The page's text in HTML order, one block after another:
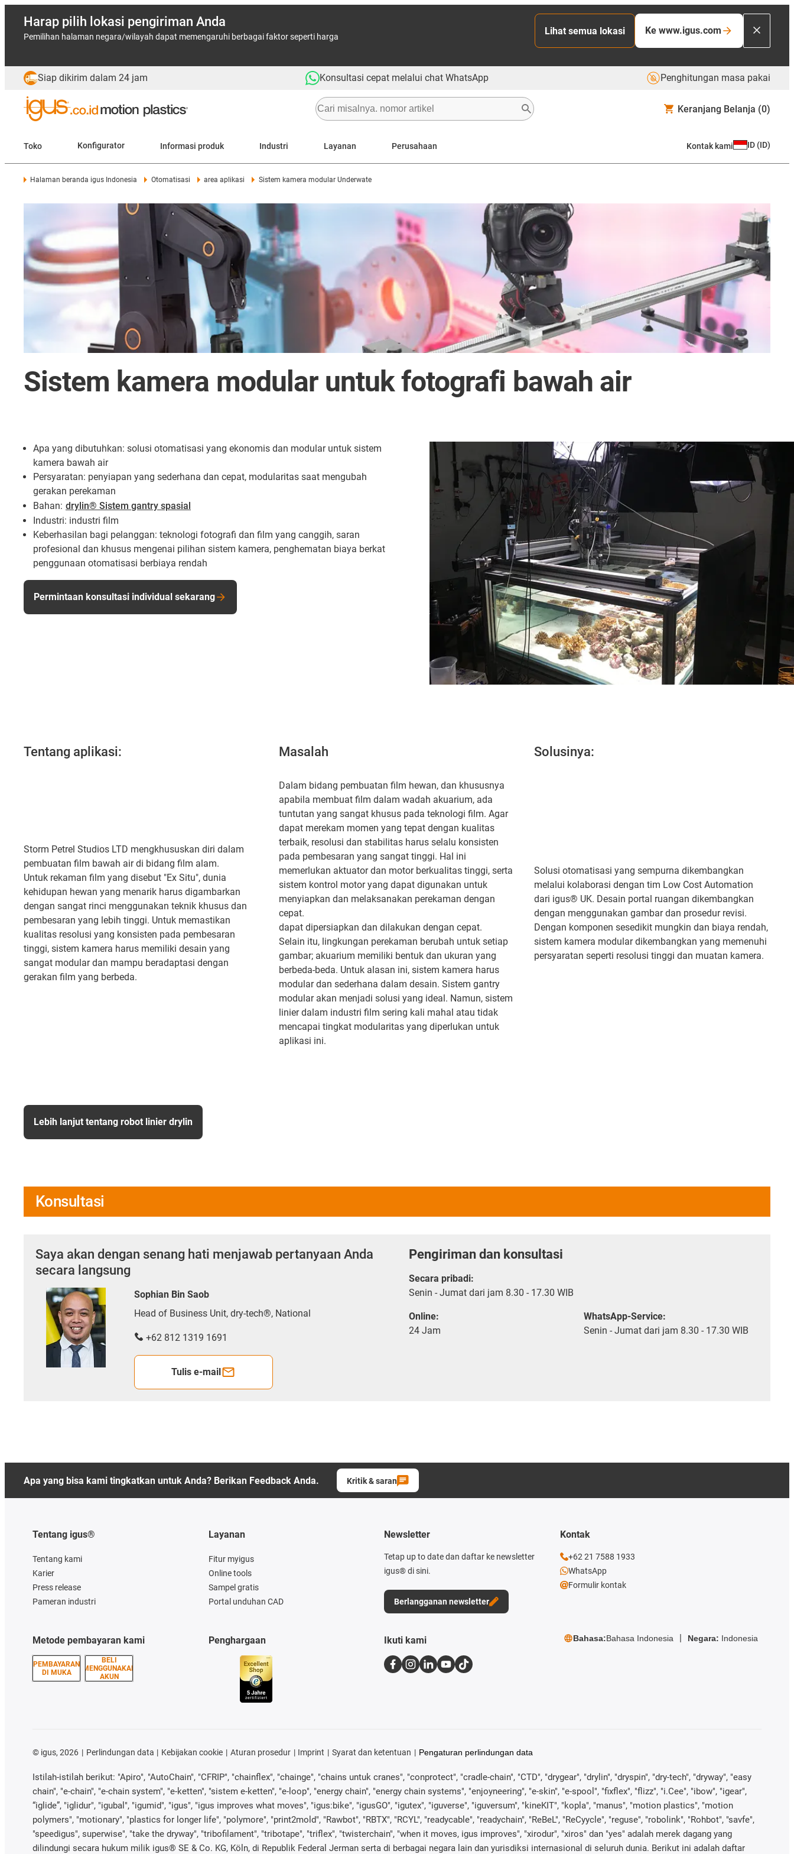
Harap pilih lokasi pengiriman Anda
Pemilihan halaman negara/wilayah dapat memengaruhi berbagai faktor seperti harga
Lihat semua lokasi Ke www.igus.com
Siap dikirim dalam 24 jam Konsultasi cepat melalui chat WhatsApp Penghitungan masa pakai
Keranjang Belanja (0)
Toko Konfigurator Informasi produk Industri Layanan Perusahaan Kontak kami ID (ID)
Halaman beranda igus Indonesia Otomatisasi area aplikasi Sistem kamera modular Underwate
Sistem kamera modular untuk fotografi bawah air
Apa yang dibutuhkan: solusi otomatisasi yang ekonomis dan modular untuk sistem
kamera bawah air
Persyaratan: penyiapan yang sederhana dan cepat, modularitas saat mengubah
gerakan perekaman
Bahan: drylin® Sistem gantry spasial
Industri: industri film
Keberhasilan bagi pelanggan: teknologi fotografi dan film yang canggih, saran
profesional dan khusus mengenai pilihan sistem kamera, penghematan biaya berkat
penggunaan otomatisasi berbiaya rendah
Permintaan konsultasi individual sekarang
Tentang aplikasi:
Storm Petrel Studios LTD mengkhususkan diri dalam
pembuatan film bawah air di bidang film alam.
Untuk rekaman film yang disebut "Ex Situ", dunia
kehidupan hewan yang menarik harus digambarkan
dengan sangat rinci menggunakan teknik khusus dan
pembesaran yang lebih tinggi. Untuk memastikan
kualitas resolusi yang konsisten pada pembesaran
tinggi, sistem kamera harus memiliki desain yang
sangat modular dan mampu beradaptasi dengan
gerakan film yang berbeda.
Masalah
Dalam bidang pembuatan film hewan, dan khususnya
apabila membuat film dalam wadah akuarium, ada
tuntutan yang sangat khusus pada teknologi film. Agar
dapat merekam momen yang tepat dengan kualitas
terbaik, resolusi dan stabilitas harus selalu konsisten
pada pembesaran yang sangat tinggi. Hal ini
memerlukan aktuator dan motor berkualitas tinggi, serta
sistem kontrol motor yang dapat digunakan untuk
menyiapkan dan melaksanakan perekaman dengan
cepat.
dapat dipersiapkan dan dilakukan dengan cepat.
Selain itu, lingkungan perekaman berubah untuk setiap
gambar; akuarium memiliki bentuk dan ukuran yang
berbeda-beda. Untuk alasan ini, sistem kamera harus
modular dan sederhana dalam desain. Sistem gantry
modular akan menjadi solusi yang ideal. Namun, sistem
linier dalam industri film sering kali mahal atau tidak
mencapai tingkat modularitas yang diperlukan untuk
aplikasi ini.
Solusinya:
Solusi otomatisasi yang sempurna dikembangkan
melalui kolaborasi dengan tim Low Cost Automation
dari igus® UK. Desain portal ruangan dikembangkan
dengan menggunakan gambar dan prosedur revisi.
Dengan komponen sesedikit mungkin dan biaya rendah,
sistem kamera modular dikembangkan yang memenuhi
persyaratan seperti resolusi tinggi dan muatan kamera.
Lebih lanjut tentang robot linier drylin
Konsultasi
Saya akan dengan senang hati menjawab pertanyaan Anda
secara langsung
Sophian Bin Saob
Head of Business Unit, dry-tech®, National
+62 812 1319 1691
Tulis e-mail
Pengiriman dan konsultasi
Secara pribadi:
Senin - Jumat dari jam 8.30 - 17.30 WIB
Online:
24 Jam
WhatsApp-Service:
Senin - Jumat dari jam 8.30 - 17.30 WIB
Apa yang bisa kami tingkatkan untuk Anda? Berikan Feedback Anda. Kritik & saran
Tentang igus®
Tentang kami
Karier
Press release
Pameran industri
Metode pembayaran kami
PEMBAYARAN
DI MUKA
BELI
MENGGUNAKAN
AKUN
Layanan
Fitur myigus
Online tools
Sampel gratis
Portal unduhan CAD
Penghargaan
Newsletter
Tetap up to date dan daftar ke newsletter
igus® di sini.
Berlangganan newsletter
Kontak
+62 21 7588 1933
WhatsApp
Formulir kontak
Ikuti kami Bahasa:Bahasa Indonesia Negara: Indonesia
© igus, 2026 Perlindungan data Kebijakan cookie Aturan prosedur Imprint Syarat dan ketentuan Pengaturan perlindungan data
Istilah-istilah berikut: "Apiro", "AutoChain", "CFRIP", "chainflex", "chainge", "chains untuk cranes", "conprotect", "cradle-chain", "CTD", "drygear", "drylin", "dryspin", "dry-tech", "dryway", "easy
chain", "e-chain", "e-chain system", "e-ketten", "sistem e-ketten", "e-loop", "energy chain", "energy chain systems", "enjoyneering", "e-skin", "e-spool", "fixflex", "flizz", "i.Cee", "ibow", "igear",
“iglide”, "iglidur", "igubal", "igumid", "igus", "igus improves what moves", "igus:bike", "igusGO", "igutex", "iguverse", "iguversum", "kineKIT", "kopla", "manus", "motion plastics", "motion
polymers", "motionary", "plastics for longer life", "polymore", "print2mold", "Rawbot", "RBTX", "RCYL", "readycable", "readychain", "ReBeL", "ReCyycle", "reguse", "robolink", "Rohbot", "savfe",
"speedigus", superwise", "take the dryway", "tribofilament", "tribotape", "triflex", "twisterchain", "when it moves, igus improves", "xirodur", "xiros" dan "yes" adalah merek dagang yang
dilindungi secara hukum milik igus® SE & Co. KG, Köln, di Republik Federal Jerman serta di berbagai negara lain dan yurisdiksi internasional di seluruh dunia. Berikut ini adalah daftar